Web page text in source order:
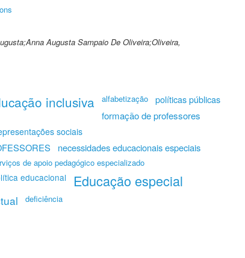
Augusta Sampaio De Oliveira;Oliveira,
inclusiva alfabetização
políticas públicas
formação de professores
sociais
necessidades educacionais especiais
de apoio pedagógico especializado
educacional Educação especial
deficiência